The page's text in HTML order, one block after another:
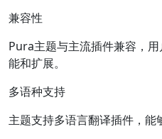
兼容性
Pura主题与主流插件兼容，
能和扩展。
多语种支持
主题支持多语言翻译插件，能